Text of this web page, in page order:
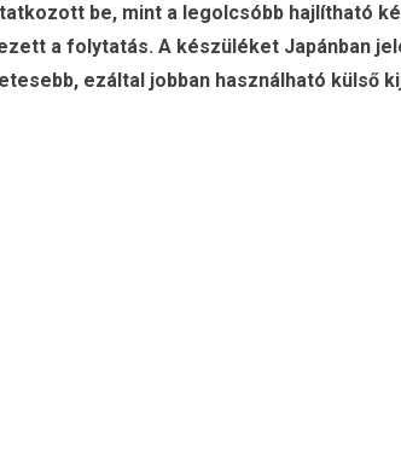
be, mint a legolcsóbb hajlítható
a folytatás. A készüléket Japánban
ezáltal jobban használható külső